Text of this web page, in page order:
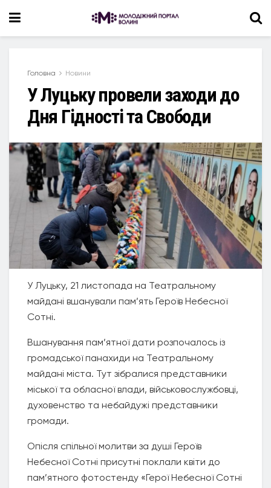
Головна Новини
У Луцьку провели заходи до
Дня Гідності та Свободи
У Луцьку, 21 листопада на Театральному
майдані вшанували пам’ять Героїв Небесної
Сотні.
Вшанування пам’ятної дати розпочалось із
громадської панахиди на Театральному
майдані міста. Тут зібралися представники
міської та обласної влади, військовослужбовці,
духовенство та небайдужі представники
громади.
Опісля спільної молитви за душі Героїв
Небесної Сотні присутні поклали квіти до
пам’ятного фотостенду «Герої Небесної Сотні